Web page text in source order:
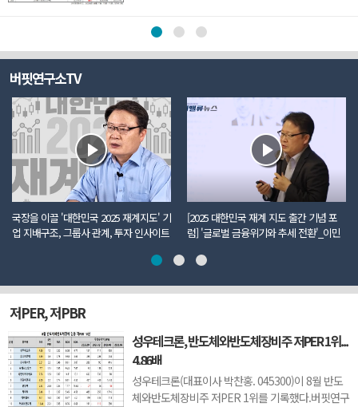
으로, 색조·기초 화장품 등 뷰티 제품을 중심으로 사
업을 전개하고 있다. K뷰티 수출 확대와 실적 성장
기대감에 따라 주가 변동성이 나타날 수 있다.이어
버핏연구소TV
국장을 이끌 '대한민국 2025 재계지도' 기
업 지배구조, 그룹사 관계, 투자 인사이트
[2025 대한민국 재계 지도 출간 기념 포
럼] '글로벌 금융위기와 추세 전환'_이민
저PER, 저PBR
성우테크론, 반도체와반도체장비주 저PER 1위...
4.86배
성우테크론(대표이사 박찬홍. 045300)이 8월 반도
체와반도체장비주 저PER 1위를 기록했다.버핏연구